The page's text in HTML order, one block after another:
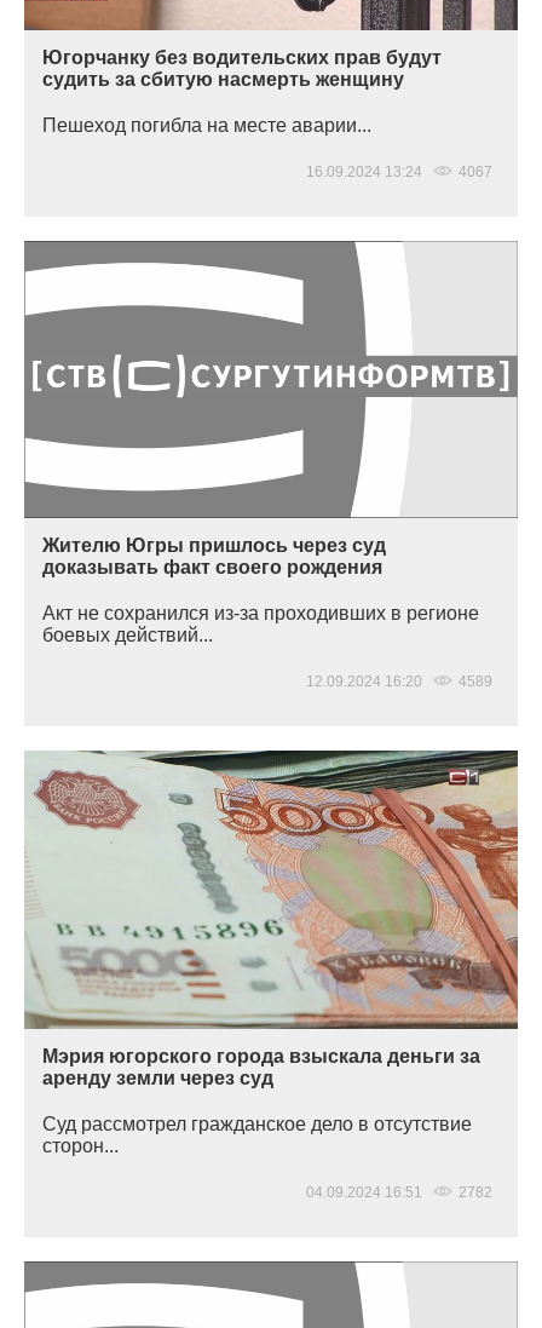
Югорчанку без водительских прав будут
судить за сбитую насмерть женщину
Пешеход погибла на месте аварии...
16.09.2024 13:24 4067
Жителю Югры пришлось через суд
доказывать факт своего рождения
Акт не сохранился из-за проходивших в регионе
боевых действий...
12.09.2024 16:20 4589
Мэрия югорского города взыскала деньги за
аренду земли через суд
Суд рассмотрел гражданское дело в отсутствие
сторон...
04.09.2024 16:51 2782